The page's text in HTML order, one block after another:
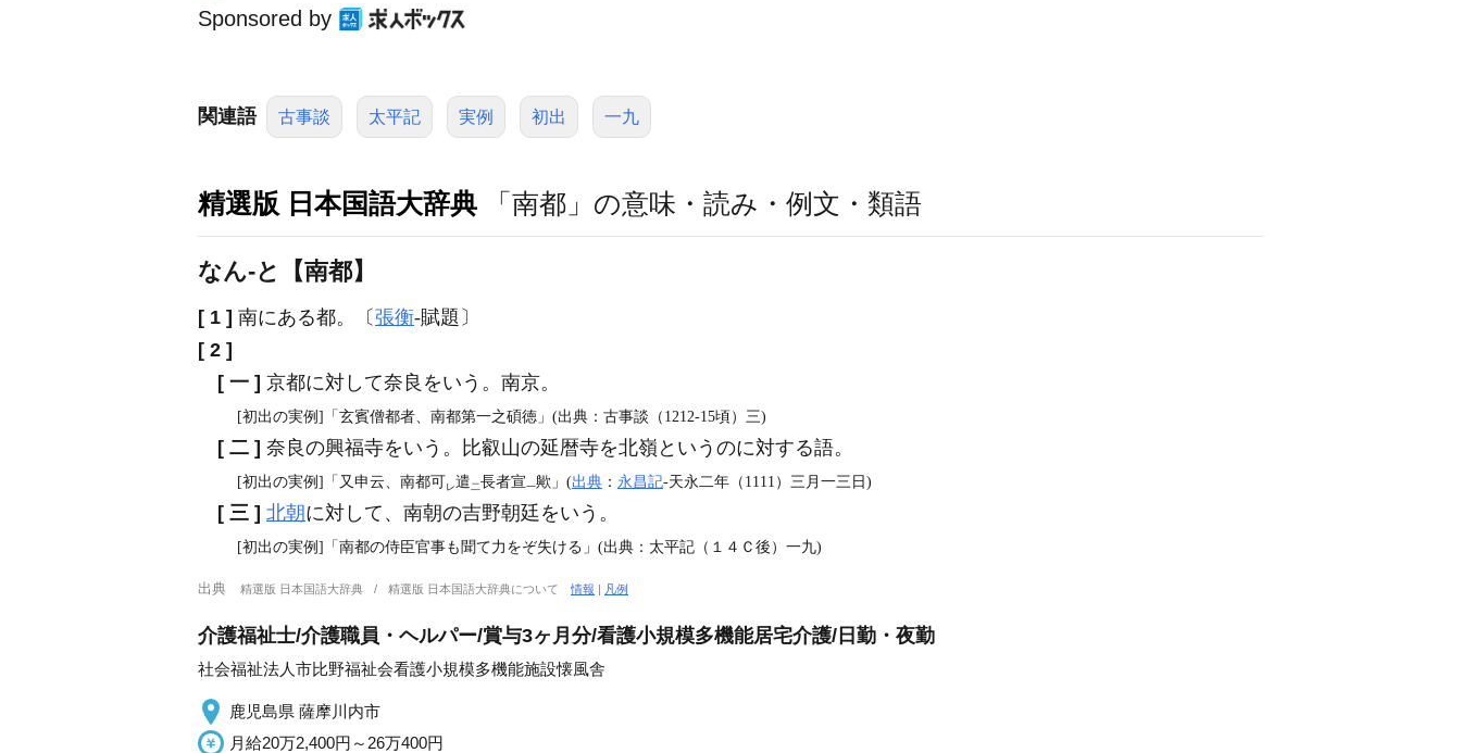
Sponsored by
関連語 古事談 太平記 実例 初出 一九
精選版 日本国語大辞典 「南都」の意味・読み・例文・類語
なん‐と【南都】
[ 1 ] 南にある都。〔張衡‐賦題〕
[ 2 ]
[ 一 ] 京都に対して奈良をいう。南京。
[初出の実例]「玄賓僧都者、南都第一之碩徳」(出典：古事談（1212‐15頃）三)
[ 二 ] 奈良の興福寺をいう。比叡山の延暦寺を北嶺というのに対する語。
[初出の実例]「又申云、南都可レ遣 二長者宣一歟」(出典 ： 永昌記‐天永二年（1111）三月一三日)
[ 三 ] 北朝に対して、南朝の吉野朝廷をいう。
[初出の実例]「南都の侍臣官事も聞て力をぞ失ける」(出典：太平記（１４Ｃ後）一九)
出典 精選版 日本国語大辞典 精選版 日本国語大辞典について情報 | 凡例
介護福祉士/介護職員・ヘルパー/賞与3ヶ月分/看護小規模多機能居宅介護/日勤・夜勤
社会福祉法人市比野福祉会看護小規模多機能施設懐風舎
鹿児島県 薩摩川内市
月給20万2,400円～26万400円